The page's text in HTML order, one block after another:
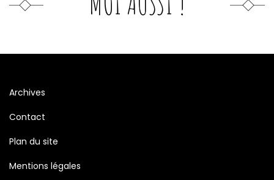
Archives
Contact
Plan du site
Mentions légales